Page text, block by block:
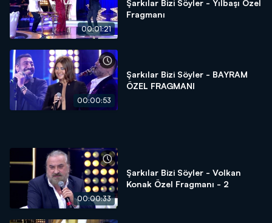
00:01:21
Şarkılar Bizi Söyler - Yılbaşı Özel
Fragmanı
00:00:53
Şarkılar Bizi Söyler - BAYRAM
ÖZEL FRAGMANI
00:00:33
Şarkılar Bizi Söyler - Volkan
Konak Özel Fragmanı - 2